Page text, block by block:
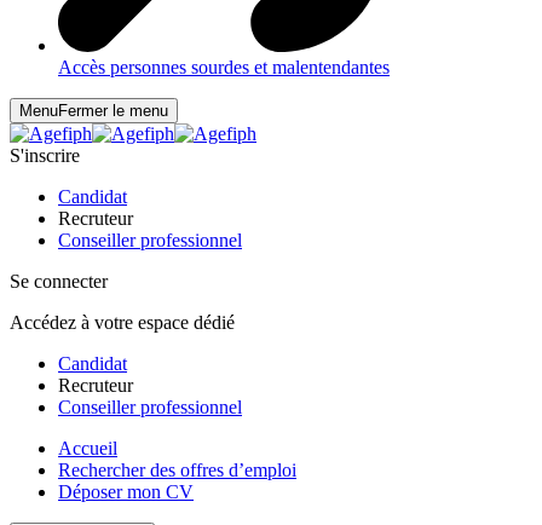
Accès personnes sourdes et malentendantes
MenuFermer le menu
S'inscrire
Candidat
Recruteur
Conseiller professionnel
Se connecter
Accédez à votre espace dédié
Candidat
Recruteur
Conseiller professionnel
Accueil
Rechercher des offres d’emploi
Déposer mon CV